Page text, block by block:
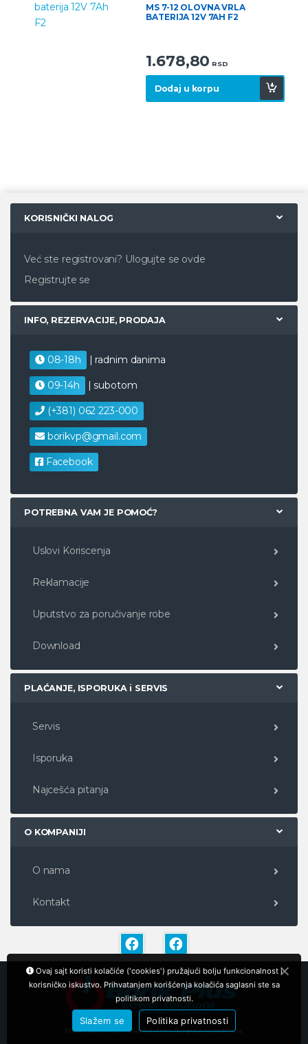
MS 7-12 OLOVNA VRLA
BATERIJA 12V 7AH F2
1.678,80 RSD
Dodaj u korpu
KORISNIČKI NALOG
Već ste registrovani? Ulogujte se ovde
Registrujte se
INFO, REZERVACIJE, PRODAJA
08-18h | radnim danima
09-14h | subotom
(+381) 062 223-000
borikvp@gmail.com
Facebook
POTREBNA VAM JE POMOĆ?
Uslovi Koriscenja
Reklamacije
Uputstvo za poručivanje robe
Download
PLAĆANJE, ISPORUKA i SERVIS
Servis
Isporuka
Najcešća pitanja
O KOMPANIJI
O nama
Kontakt
Ovaj sajt koristi kolačiće ('cookies') pružajući bolju funkcionalnost i
korisničko iskustvo. Prihvatanjem korišćenja kolačića saglasni ste sa
politikom privatnosti.
Slažem se Politika privatnosti